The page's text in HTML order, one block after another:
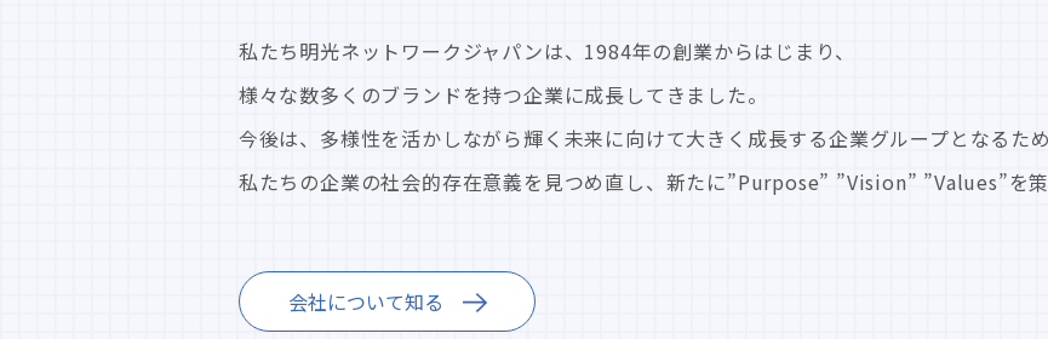
私たち明光ネットワークジャパンは、1984年の創業からはじまり、
様々な数多くのブランドを持つ企業に成長してきました。
今後は、多様性を活かしながら輝く未来に向けて大きく成長する企業グループとなるため
私たちの企業の社会的存在意義を見つめ直し、新たに”Purpose” ”Vision” ”Values”を策
会社について知る